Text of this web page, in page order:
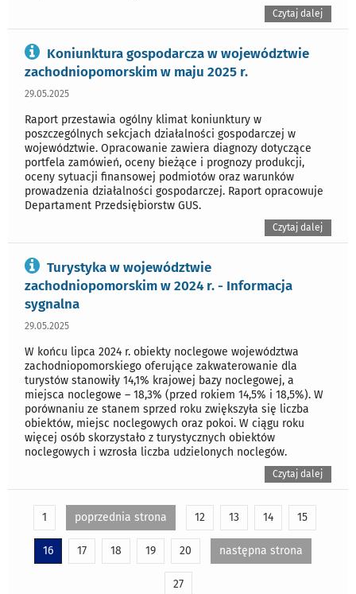
Czytaj dalej
Koniunktura gospodarcza w województwie
zachodniopomorskim w maju 2025 r.
29.05.2025
Raport przestawia ogólny klimat koniunktury w
poszczególnych sekcjach działalności gospodarczej w
województwie. Opracowanie zawiera diagnozy dotyczące
portfela zamówień, oceny bieżące i prognozy produkcji,
oceny sytuacji finansowej podmiotów oraz warunków
prowadzenia działalności gospodarczej. Raport opracowuje
Departament Przedsiębiorstw GUS.
Czytaj dalej
Turystyka w województwie
zachodniopomorskim w 2024 r. - Informacja
sygnalna
29.05.2025
W końcu lipca 2024 r. obiekty noclegowe województwa
zachodniopomorskiego oferujące zakwaterowanie dla
turystów stanowiły 14,1% krajowej bazy noclegowej, a
miejsca noclegowe – 18,3% (przed rokiem 14,5% i 18,5%). W
porównaniu ze stanem sprzed roku zwiększyła się liczba
obiektów, miejsc noclegowych oraz pokoi. W ciągu roku
więcej osób skorzystało z turystycznych obiektów
noclegowych i wzrosła liczba udzielonych noclegów.
Czytaj dalej
1 poprzednia strona 12 13 14 15
16 17 18 19 20 następna strona
27